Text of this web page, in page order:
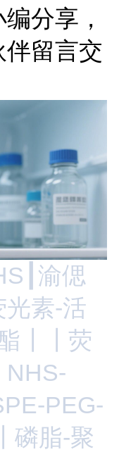
分享，
留言交
渝偲
素-活
酯┃┃荧
PEG-
磷脂-聚